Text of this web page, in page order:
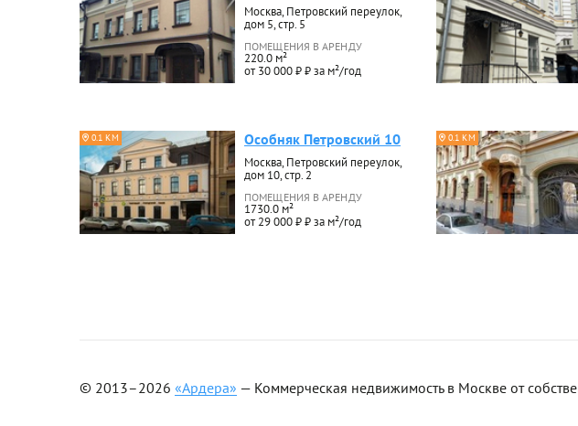
Москва, Петровский переулок,
дом 5, стр. 5
ПОМЕЩЕНИЯ В АРЕНДУ
220.0 м²
от 30 000 ₽ ₽ за м²/год
0.1 КМ Особняк Петровский 10
Москва, Петровский переулок,
дом 10, стр. 2
ПОМЕЩЕНИЯ В АРЕНДУ
1730.0 м²
от 29 000 ₽ ₽ за м²/год
0.1 КМ
© 2013–2026 «Ардера» — Коммерческая недвижимость в Москве от